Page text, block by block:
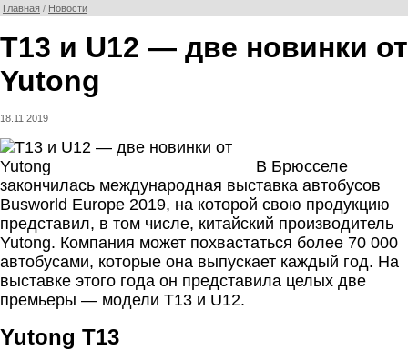
Главная / Новости
T13 и U12 — две новинки от
Yutong
18.11.2019
В Брюсселе
закончилась международная выставка автобусов
Busworld Europe 2019, на которой свою продукцию
представил, в том числе, китайский производитель
Yutong. Компания может похвастаться более 70 000
автобусами, которые она выпускает каждый год. На
выставке этого года он представила целых две
премьеры — модели T13 и U12.
Yutong T13